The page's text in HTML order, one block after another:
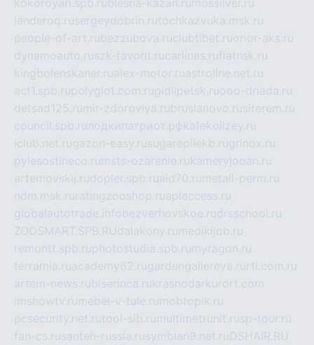
kokoroyari.spb.rublesna-kazan.ru mossilver.ru
lenderoq.rusergeydobrin.rutochkazvuka.msk.ru
people-of-art.rubezzubova.ruclubtibet.ruorior-aks.ru
dynamoauto.ruszk-favorit.rucarlines.ruflatnsk.ru
kingbolenskaner.rualex-motor.ruastroline.net.ru
act1.spb.rupolyglot.com.rugidlipetsk.ruooo-driada.ru
detsad125.ru mir-zdoroviya.rubruslanovo.rusiterem.ru
council.spb.ruлодкипатриот.рфkafekolizey.ru
iclub.net.rugazon-easy.rusugarepilekb.rugrinox.ru
pylesostineco.ru msts-ozarenie.rukameryjooan.ru
artemovskij.rudopler.spb.ruaid70.ru metall-perm.ru
ndm.msk.ru ratingzooshop.ruapiaccess.ru
globalautotrade.info bezverhovskoe.rudrsschool.ru
ZOOSMART.SPB.RUdalakony.ru medikijob.ru
remontt.spb.ruphotostudia.spb.ru myragon.ru
terramia.ruacademy62.rugardengallereya.ru rti.com.ru
artem-news.rubiserinca.rukrasnodarkurort.com
imshowtv.ru mebel-v-tule.ru mobtopik.ru
pcsecurity.net.rutool-sib.ru multimetrunit.rusp-tour.ru
fan-cs.rusanteh-russia.rusymbian9.net.ruDSHAIR.RU